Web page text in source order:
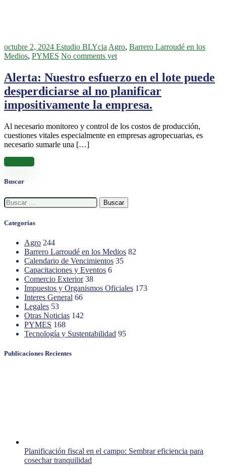
octubre 2, 2024 Estudio BLYcia Agro, Barrero Larroudé en los
Medios, PYMES No comments yet
Alerta: Nuestro esfuerzo en el lote puede
desperdiciarse al no planificar
impositivamente la empresa.
Al necesario monitoreo y control de los costos de producción,
cuestiones vitales especialmente en empresas agropecuarias, es
necesario sumarle una […]
Buscar
Buscar:
Categorias
Agro 244
Barrero Larroudé en los Medios 82
Calendario de Vencimientos 35
Capacitaciones y Eventos 6
Comercio Exterior 38
Impuestos y Organismos Oficiales 173
Interes General 66
Legales 53
Otras Noticias 142
PYMES 168
Tecnología y Sustentabilidad 95
Publicaciones Recientes
Planificación fiscal en el campo: Sembrar eficiencia para
cosechar tranquilidad